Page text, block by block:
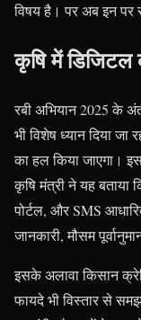
विषय है। पर अब इन पर
कृषि में डिजिटल
रबी अभियान 2025 के
भी विशेष ध्यान दिया
का हल किया जाएगा।
कृषि मंत्री ने यह बताया
पोर्टल, और SMS
जानकारी, मौसम
इसके अलावा किसान
फायदे भी विस्तार से